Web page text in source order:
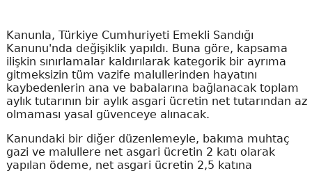
Kanunla, Türkiye Cumhuriyeti Emekli Sandığı
Kanunu'nda değişiklik yapıldı. Buna göre, kapsama
ilişkin sınırlamalar kaldırılarak kategorik bir ayrıma
gitmeksizin tüm vazife malullerinden hayatını
kaybedenlerin ana ve babalarına bağlanacak toplam
aylık tutarının bir aylık asgari ücretin net tutarından az
olmaması yasal güvenceye alınacak.
Kanundaki bir diğer düzenlemeyle, bakıma muhtaç
gazi ve malullere net asgari ücretin 2 katı olarak
yapılan ödeme, net asgari ücretin 2,5 katına